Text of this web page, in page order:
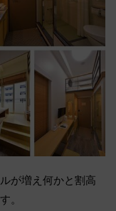
が増え何かと割高
。